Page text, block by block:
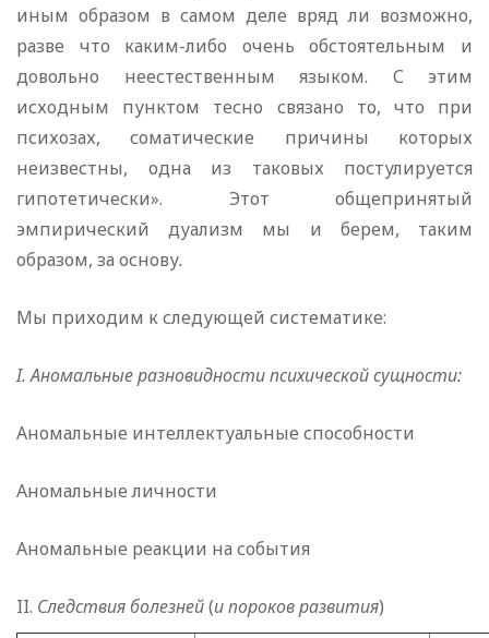
иным образом в самом деле вряд ли возможно,
разве что каким-либо очень обстоятельным и
довольно неестественным языком. С этим
исходным пунктом тесно связано то, что при
психозах, соматические причины которых
неизвестны, одна из таковых постулируется
гипотетически». Этот общепринятый
эмпирический дуализм мы и берем, таким
образом, за основу.
Мы приходим к следующей систематике:
I. Аномальные разновидности психической сущности:
Аномальные интеллектуальные способности
Аномальные личности
Аномальные реакции на события
II. Следствия болезней(и пороков развития)